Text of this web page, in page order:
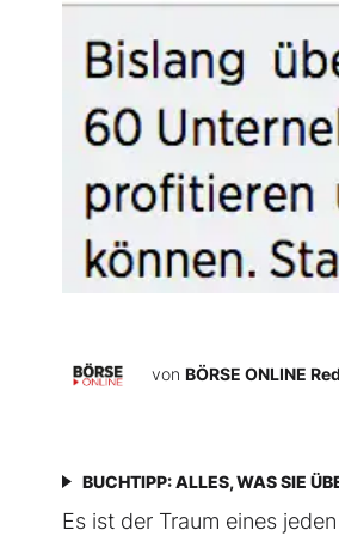
von BÖRSE ONLINE
BUCHTIPP: ALLES, WAS SIE
Es ist der Traum eines